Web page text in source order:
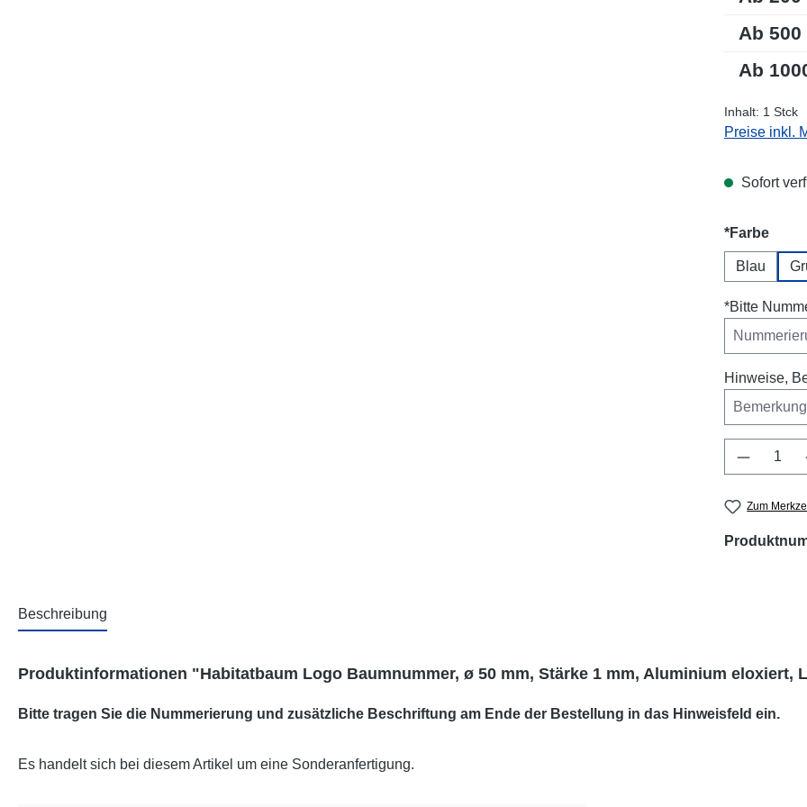
Ab 500
Ab
Inhalt: 1 Stck
Preise inkl.
Sofort
*Farbe
Blau
*Bitte
Hinweise,
Zum
Beschreibung
Produktinformationen "Habitatbaum Logo Baumnummer, ø 50 mm, Stärke 1 mm, Aluminium eloxiert,
Bitte tragen Sie die Nummerierung und zusätzliche Beschriftung am Ende der Bestellung in das Hinweisfeld ein.
Es handelt sich bei diesem Artikel um eine Sonderanfertigung.